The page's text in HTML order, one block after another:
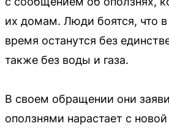
их домам. Люди боятся, что
время останутся без
также без воды и газа.
В своем обращении они
оползнями нарастает с